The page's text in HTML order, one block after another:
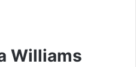
Williams